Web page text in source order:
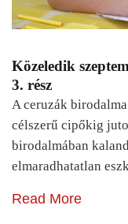
Közeledik
3. rész
A ceruzák
célszerű cipőkig
birodalmában
elmaradhatatlan
Read More